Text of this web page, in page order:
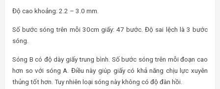
Độ cao khoảng: 2.2 – 3.0 mm.
Số bước sóng trên mỗi 30cm giấy: 47 bước. Độ sai lệch là 3 bước
sóng.
Sóng B có độ dày giấy trung bình. Số bước sóng trên mỗi đoạn cao
hơn so với sóng A. Điều này giúp giấy có khả năng chịu lực xuyên
thủng tốt hơn. Tuy nhiên loại sóng này không có độ đàn hồi.